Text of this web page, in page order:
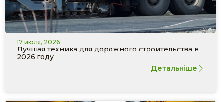
17 июля, 2026
Лучшая техника для дорожного строительства в
2026 году
Детальніше